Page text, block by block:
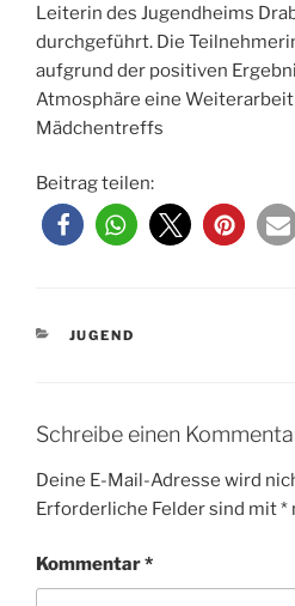
Leiterin des Jugendheims
durchgeführt. Die
aufgrund der positiven
Atmosphäre eine Weiterarbeit
Mädchentreffs
Beitrag teilen:
KATEGORIEN
JUGEND
Schreibe einen
Deine E-Mail-Adresse wird
Erforderliche Felder sind mit*
Kommentar*